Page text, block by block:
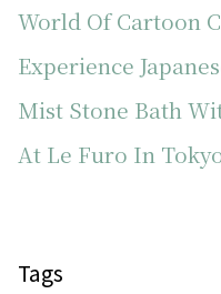
World Of Cartoon
Experience
Mist Stone Bath
At Le Furo In
Tags